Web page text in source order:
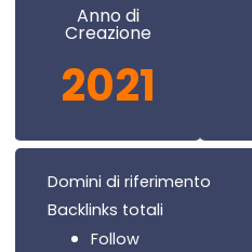
Anno di
Creazione
2021
Domini di riferimento
Backlinks totali
Follow